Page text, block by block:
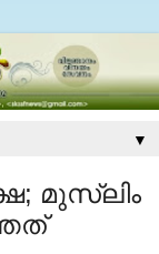
▼
മുസ്‌ലിം